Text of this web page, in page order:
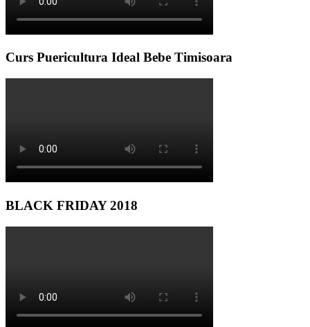
Curs Puericultura Ideal Bebe Timisoara
BLACK FRIDAY 2018